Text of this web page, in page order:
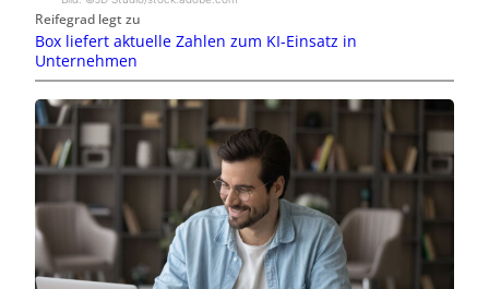
Reifegrad legt zu
Box liefert aktuelle Zahlen zum KI-Einsatz in
Unternehmen